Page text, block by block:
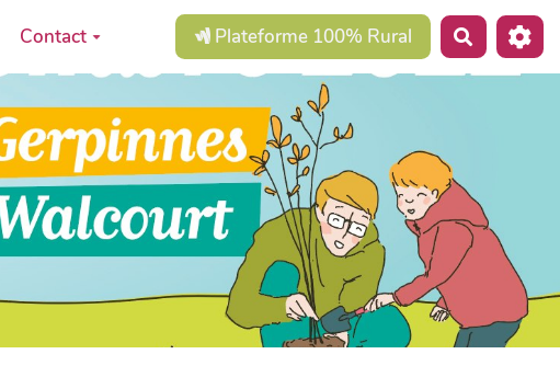
Contact Plateforme 100% Rural